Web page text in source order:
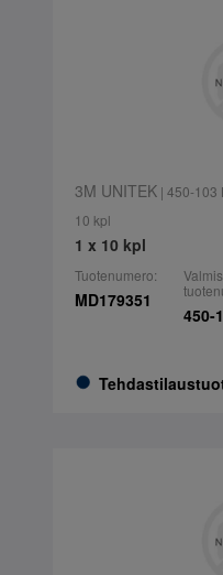
3M UNITEK| 450-103
10 kpl
1 x 10 kpl
Tuotenumero:
MD179351
450-